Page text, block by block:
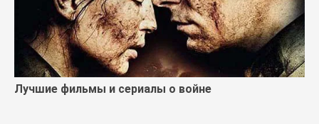
Лучшие фильмы и сериалы о войне